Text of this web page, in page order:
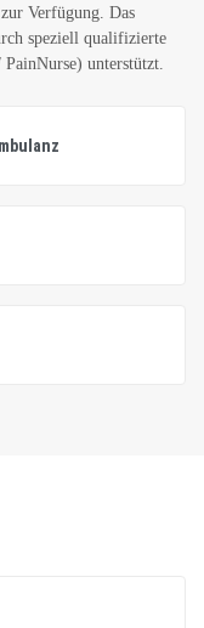
zur Verfügung. Das
speziell qualifizierte
PainNurse) unterstützt.